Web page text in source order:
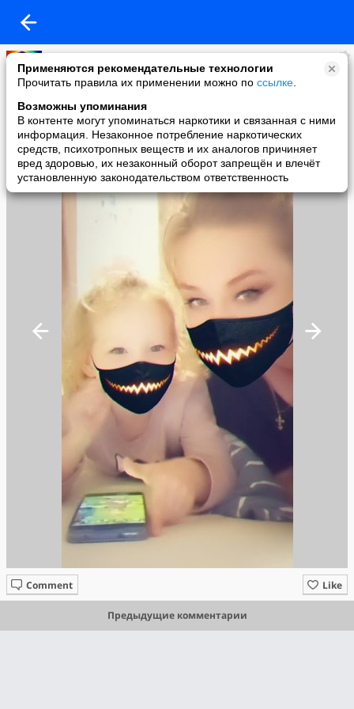
Применяются рекомендательные технологии
Прочитать правила их применении можно по ссылке
Возможны упоминания
В контенте могут упоминаться наркотики и связанная с ними
информация. Незаконное потребление наркотических
средств, психотропных веществ и их аналогов причиняет
вред здоровью, их незаконный оборот запрещён и влечёт
установленную законодательством ответственность
Лариса
added a photo
01 Nov в 01:12
Like
Comment
Предыдущие комментарии